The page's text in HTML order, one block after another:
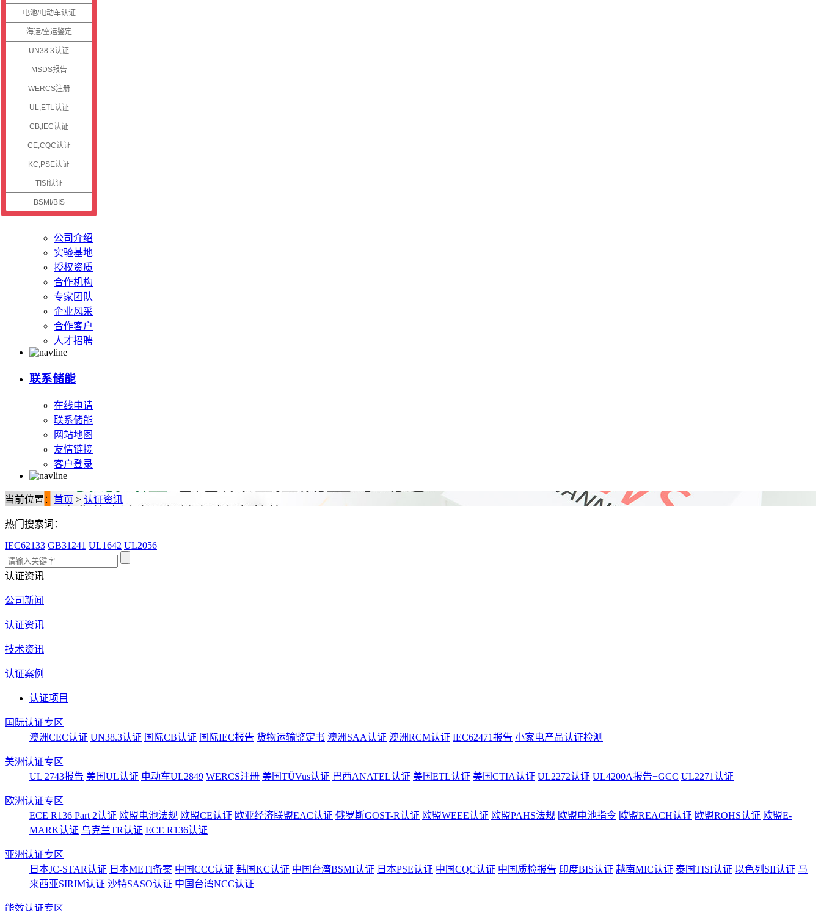
客服系统
客户登录
证书查询
报告查询
认证资讯
公司新闻
认证资讯
技术资讯
认证案例
关于储能
公司介绍
实验基地
授权资质
合作机构
专家团队
企业风采
合作客户
人才招聘
联系储能
在线申请
联系储能
网站地图
友情链接
客户登录
当前位置： 首页 > 认证资讯
热门搜索词：
IEC62133 GB31241 UL1642 UL2056
认证资讯
公司新闻
认证资讯
技术资讯
认证案例
认证项目
国际认证专区
澳洲CEC认证 UN38.3认证 国际CB认证 国际IEC报告 货物运输鉴定书 澳洲SAA认证 澳洲RCM认证 IEC62471报告 小家电产品认证检测
美洲认证专区
UL 2743报告 美国UL认证 电动车UL2849 WERCS注册 美国TÜVus认证 巴西ANATEL认证 美国ETL认证 美国CTIA认证 UL2272认证 UL4200A报告+GCC UL2271认证
欧洲认证专区
ECE R136 Part 2认证 欧盟电池法规 欧盟CE认证 欧亚经济联盟EAC认证 俄罗斯GOST-R认证 欧盟WEEE认证 欧盟PAHS法规 欧盟电池指令 欧盟REACH认证 欧盟ROHS认证 欧盟E-
MARK认证 乌克兰TR认证 ECE R136认证
亚洲认证专区
日本JC-STAR认证 日本METI备案 中国CCC认证 韩国KC认证 中国台湾BSMI认证 日本PSE认证 中国CQC认证 中国质检报告 印度BIS认证 越南MIC认证 泰国TISI认证 以色列SII认证 马
来西亚SIRIM认证 沙特SASO认证 中国台湾NCC认证
能效认证专区
电池/电动车认证
海运/空运鉴定
UN38.3认证
MSDS报告
WERCS注册
UL,ETL认证
CB,IEC认证
CE,CQC认证
KC,PSE认证
TISI认证
BSMI/BIS